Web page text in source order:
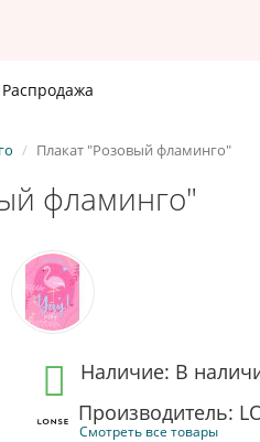
Распродажа
Плакат "Розовый фламинго"
фламинго"
Наличие: В
Производитель:
Смотреть все товары